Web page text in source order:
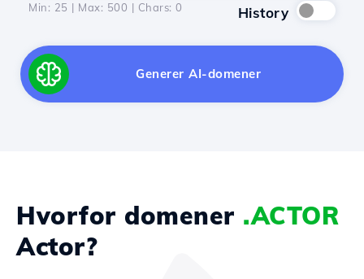
Min: 25 | Max: 500 | Chars: 0 History
Generer AI-domener
Hvorfor domener .ACTOR
Actor?